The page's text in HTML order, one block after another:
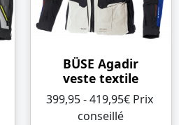
BÜSE Agadir
veste textile
399,95 - 419,95€ Prix ​​
conseillé